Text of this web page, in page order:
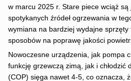
w marcu 2025 r. Stare piece wciąż
spotykanych źródeł ogrzewania w
wymiana na bardziej wydajne
sposobów na poprawę jakości
Nowoczesne urządzenia, jak pompa
funkcję grzewczą zimą, jak i chłodzić
(COP) sięga nawet 4-5, co oznacza,